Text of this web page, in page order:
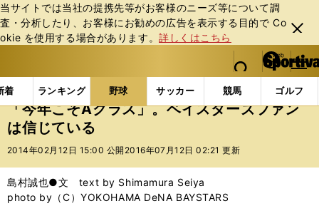
当サイトでは当社の提携先等がお客様のニーズ等について調
査・分析したり、お客様にお勧めの広告を表⽰する⽬的で Co
okie を使⽤する場合があります。詳しくはこちら
閉じ
る
web Sportiva (webスポルティーバ)
検索
マイペ
ー メニュ
着 ランキング 野球 サッカー 競馬 ゴルフ
ポ
ル
バ
野球の記事一覧 プロ野球 「今年こそAクラス」。
「今年こそAクラス」。ベイスターズファン
は信じている
2014年02月12日 15:00 公開 2016年07月12日 02:21 更新
島村誠也●文 text by Shimamura Seiya
photo by（C）YOKOHAMA DeNA BAYSTARS